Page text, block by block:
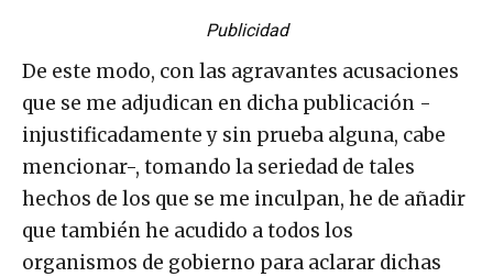
Publicidad
De este modo, con las agravantes acusaciones
que se me adjudican en dicha publicación -
injustificadamente y sin prueba alguna, cabe
mencionar-, tomando la seriedad de tales
hechos de los que se me inculpan, he de añadir
que también he acudido a todos los
organismos de gobierno para aclarar dichas